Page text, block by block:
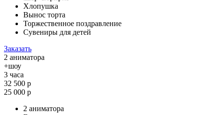
Хлопушка
Вынос торта
Торжественное поздравление
Сувениры для детей
Заказать
2 аниматора
+шоу
3 часа
32 500 р
25 000 р
2 аниматора